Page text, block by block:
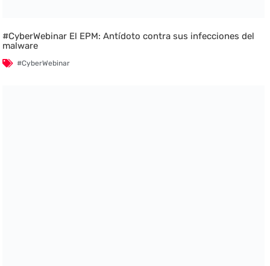
#CyberWebinar El EPM: Antídoto contra sus infecciones del
malware
#CyberWebinar